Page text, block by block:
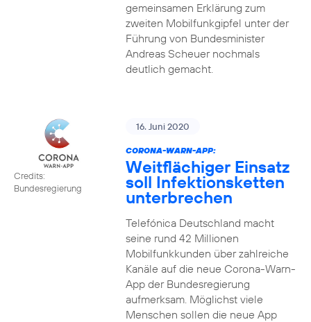
gemeinsamen Erklärung zum
zweiten Mobilfunkgipfel unter der
Führung von Bundesminister
Andreas Scheuer nochmals
deutlich gemacht.
Credits:
Bundesregierung
16. Juni 2020
CORONA-WARN-APP:
Weitflächiger Einsatz
soll Infektionsketten
unterbrechen
Telefónica Deutschland macht
seine rund 42 Millionen
Mobilfunkkunden über zahlreiche
Kanäle auf die neue Corona-Warn-
App der Bundesregierung
aufmerksam. Möglichst viele
Menschen sollen die neue App